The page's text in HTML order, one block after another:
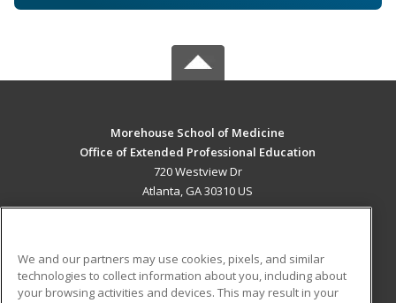
Morehouse School of Medicine
Office of Extended Professional Education
720 Westview Dr
Atlanta, GA 30310 US
ADDITIONAL RESOURCES
We and our partners may use cookies, pixels, and similar
technologies to collect information about you, including about
your browsing activities and devices. This may result in your